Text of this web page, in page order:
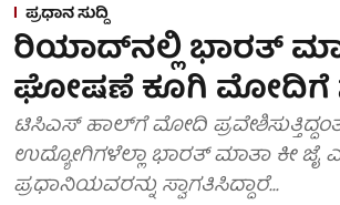
ಪ್ರಧಾನ ಸುದ್ದಿ
ರಿಯಾದ್‌ನಲ್ಲಿ ಭಾರತ್
ಘೋಷಣೆ ಕೂಗಿ ಮೋದಿಗೆ
ಟಿಸಿಎಸ್ ಹಾಲ್‌ಗೆ ಮೋದಿ
ಉದ್ಯೋಗಿಗಳೆಲ್ಲಾ ಭಾರತ್ ಮಾತಾ ಕೀ ಜೈ
ಪ್ರಧಾನಿಯವರನ್ನು ಸ್ವಾಗತಿಸಿದ್ದಾರೆ...